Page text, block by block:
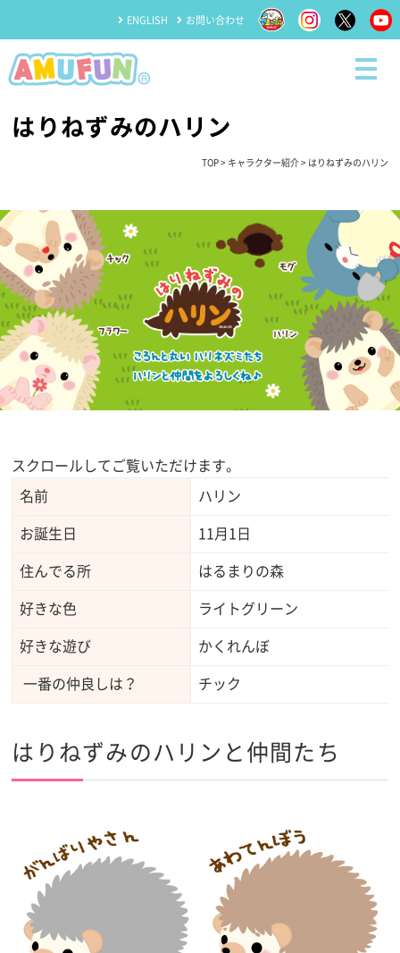
ENGLISH お問い合わせ
はりねずみのハリン
TOP> キャラクター紹介> はりねずみのハリン
スクロールしてご覧いただけます。
名前 ハリン
お誕生日 11月1日
住んでる所 はるまりの森
好きな色 ライトグリーン
好きな遊び かくれんぼ
一番の仲良しは？ チック
はりねずみのハリンと仲間たち